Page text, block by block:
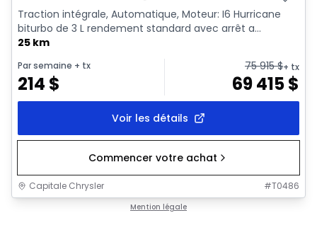
Traction intégrale, Automatique, Moteur: I6 Hurricane
biturbo de 3 L rendement standard avec arrêt a...
25 km
Par semaine + tx
214 $
75 915$+ tx
69 415$
Voir les détails
Commencer votre achat
Capitale Chrysler #T0486
Mention légale